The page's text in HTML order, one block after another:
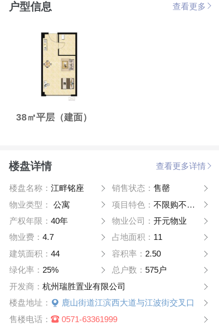
户型信息 查看更多
38㎡平层（建面）
楼盘详情 查看更多详情
楼盘名称：江畔铭座 销售状态： 售罄
物业类型：
公寓 项目特色： 不限购不限贷
产权年限：40年 物业公司： 开元物业
物业费：4.7 占地面积： 11
建筑面积：44 容积率： 2.50
绿化率：25% 总户数： 575户
开发商：杭州瑞胜置业有限公司
楼盘地址：
鹿山街道江滨西大道与江波街交叉口
售楼电话：
0571-63361999